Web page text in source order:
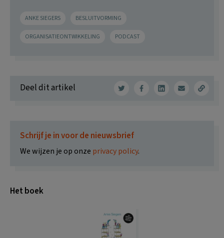
ANKE SIEGERS BESLUITVORMING
ORGANISATIEONTWIKKELING PODCAST
Deel dit artikel
Schrijf je in voor de nieuwsbrief
We wijzen je op onze privacy policy.
Het boek